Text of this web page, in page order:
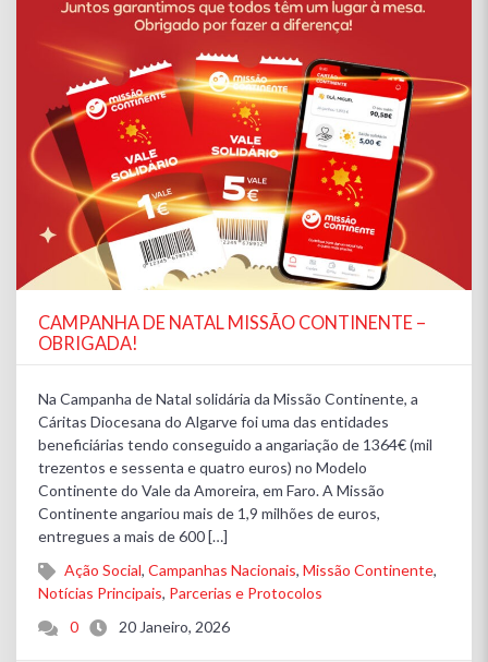
CAMPANHA DE NATAL MISSÃO CONTINENTE –
OBRIGADA!
Na Campanha de Natal solidária da Missão Continente, a
Cáritas Diocesana do Algarve foi uma das entidades
beneficiárias tendo conseguido a angariação de 1364€ (mil
trezentos e sessenta e quatro euros) no Modelo
Continente do Vale da Amoreira, em Faro. A Missão
Continente angariou mais de 1,9 milhões de euros,
entregues a mais de 600 […]
Ação Social,Campanhas Nacionais,Missão Continente,
Notícias Principais, Parcerias e Protocolos
0
20 Janeiro, 2026